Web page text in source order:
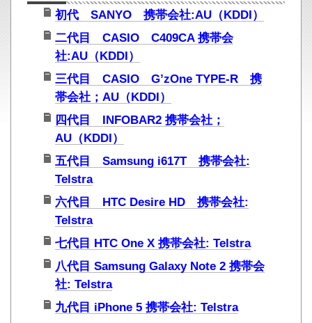
初代 SANYO 携帯会社:AU（KDDI）
二代目 CASIO C409CA 携帯会
社:AU（KDDI）
三代目 CASIO G’zOne TYPE-R 携
帯会社；AU（KDDI）
四代目 INFOBAR2 携帯会社；
AU（KDDI）
五代目 Samsung i617T 携帯会社:
Telstra
六代目 HTC Desire HD 携帯会社:
Telstra
七代目 HTC One X 携帯会社: Telstra
八代目 Samsung Galaxy Note 2 携帯会
社: Telstra
九代目 iPhone 5 携帯会社: Telstra